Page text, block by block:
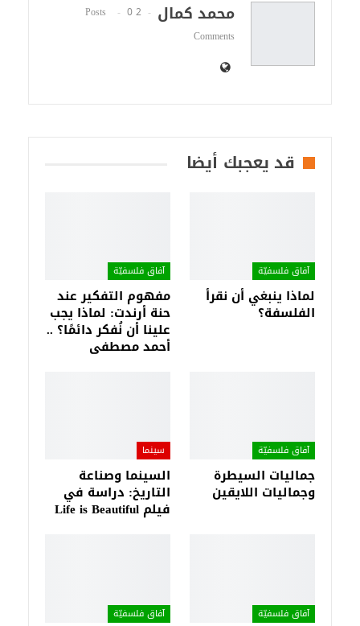
محمد كمال 2 Posts
0
Comments
قد يعجبك أيضا
آفاق فلسفيّة‎
لماذا ينبغي أن نقرأ
الفلسفة؟
آفاق فلسفيّة‎
مفهوم التفكير عند
حنة أرندت: لماذا يجب
علينا أن نُفكر دائمًا؟ ..
أحمد مصطفى
آفاق فلسفيّة‎
جماليات السيطرة
وجماليات اللايقين
سينما
السينما وصناعة
التاريخ: دراسة في
فيلم Life is Beautiful
آفاق فلسفيّة‎ آفاق فلسفيّة‎